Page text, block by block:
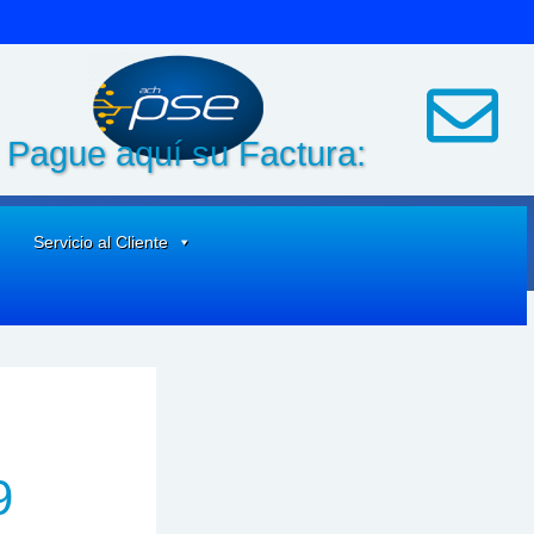
Pague aquí su Factura:
Servicio al Cliente